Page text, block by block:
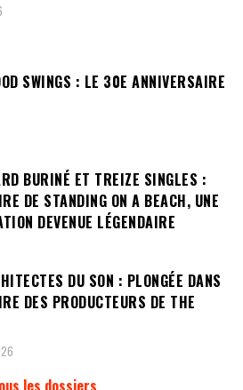
SWINGS : LE 30E ANNIVERSAIRE
BURINÉ ET TREIZE SINGLES :
DE STANDING ON A BEACH, UNE
DEVENUE LÉGENDAIRE
DU SON : PLONGÉE DANS
DES PRODUCTEURS DE THE
les dossiers